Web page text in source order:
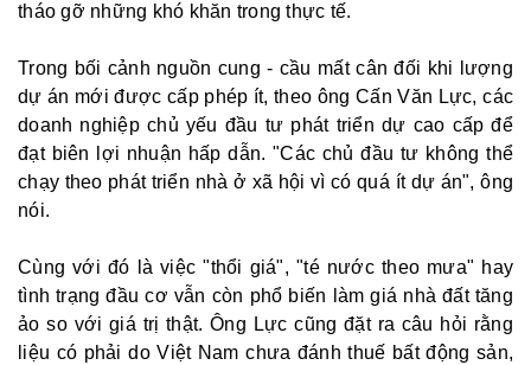
tháo gỡ những khó khăn trong thực tế.
Trong bối cảnh nguồn cung - cầu mất cân đối khi lượng
dự án mới được cấp phép ít, theo ông Cấn Văn Lực, các
doanh nghiệp chủ yếu đầu tư phát triển dự cao cấp để
đạt biên lợi nhuận hấp dẫn. "Các chủ đầu tư không thể
chạy theo phát triển nhà ở xã hội vì có quá ít dự án", ông
nói.
Cùng với đó là việc "thổi giá", "té nước theo mưa" hay
tình trạng đầu cơ vẫn còn phổ biến làm giá nhà đất tăng
ảo so với giá trị thật. Ông Lực cũng đặt ra câu hỏi rằng
liệu có phải do Việt Nam chưa đánh thuế bất động sản,